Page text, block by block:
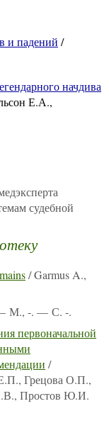
и падений /
начдива
Е.А.,
судебной
/ Garmus A.,
— М., -. — С. -.
первоначальной
/
Грецова О.П.,
Простов Ю.И.